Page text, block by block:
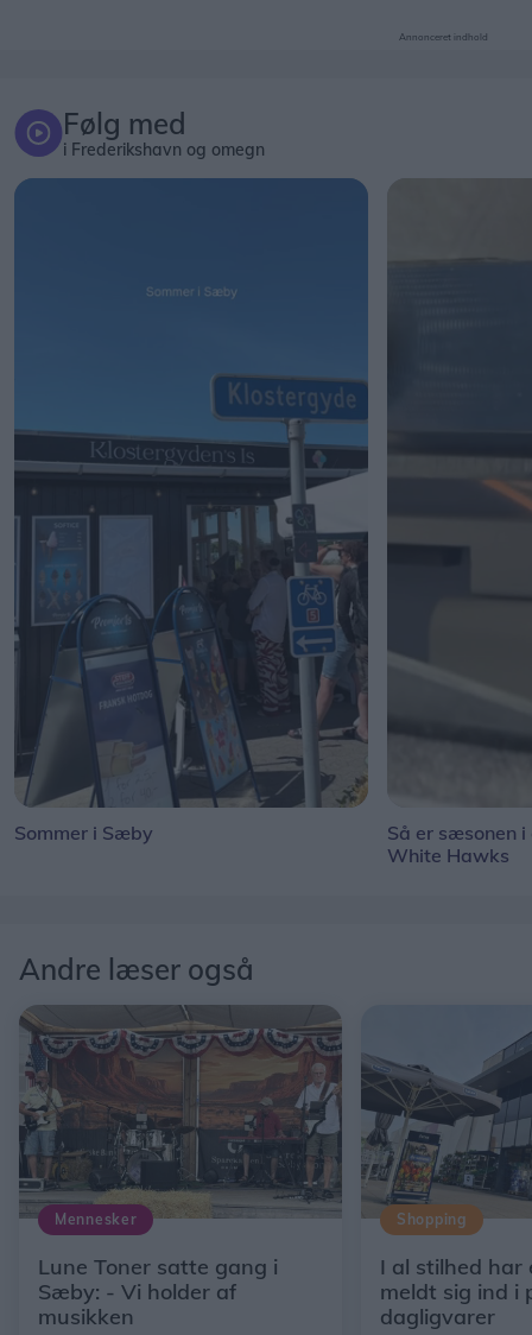
Annonceret indhold
Følg med
i Frederikshavn og omegn
Sommer i Sæby
Så er sæsonen
White Hawks
Andre læser også
Mennesker
Lune Toner satte gang i
Sæby: - Vi holder af
musikken
Shopping
I al stilhed har
meldt sig ind i
dagligvarer